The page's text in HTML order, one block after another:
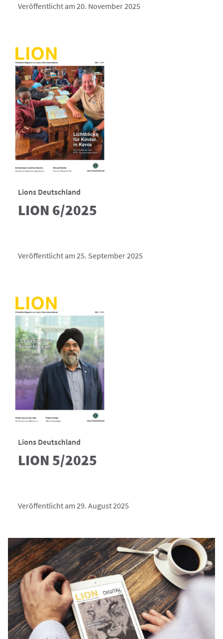
Veröffentlicht am 20. November 2025
Lions Deutschland
LION 6/2025
Veröffentlicht am 25. September 2025
Lions Deutschland
LION 5/2025
Veröffentlicht am 29. August 2025